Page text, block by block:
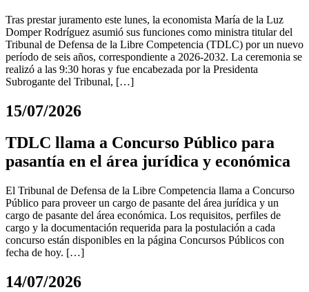
Tras prestar juramento este lunes, la economista María de la Luz
Domper Rodríguez asumió sus funciones como ministra titular del
Tribunal de Defensa de la Libre Competencia (TDLC) por un nuevo
período de seis años, correspondiente a 2026-2032. La ceremonia se
realizó a las 9:30 horas y fue encabezada por la Presidenta
Subrogante del Tribunal, […]
15/07/2026
TDLC llama a Concurso Público para
pasantía en el área jurídica y económica
El Tribunal de Defensa de la Libre Competencia llama a Concurso
Público para proveer un cargo de pasante del área jurídica y un
cargo de pasante del área económica. Los requisitos, perfiles de
cargo y la documentación requerida para la postulación a cada
concurso están disponibles en la página Concursos Públicos con
fecha de hoy. […]
14/07/2026